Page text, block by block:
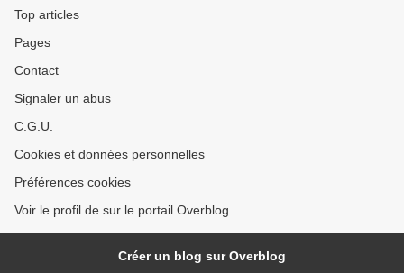
Top articles
Pages
Contact
Signaler un abus
C.G.U.
Cookies et données personnelles
Préférences cookies
Voir le profil de sur le portail Overblog
Créer un blog sur Overblog